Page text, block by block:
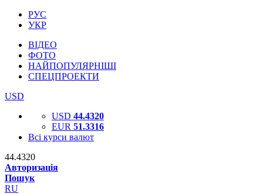
РУС
УКР
ВІДЕО
ФОТО
НАЙПОПУЛЯРНІШІ
СПЕЦПРОЕКТИ
USD
USD 44.4320
EUR 51.3316
Всі курси валют
44.4320
Авторизація
Пошук
RU